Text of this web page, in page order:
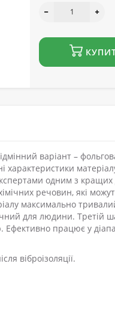
варіант –
характеристики
одним з
речовин, які
максимально
для людини. Третій
Ефективно працює у
віброізоляції.